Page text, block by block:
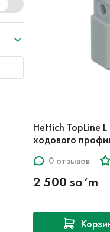
Hettich TopLine
ходового
0 отзывов
2 500 so‘m